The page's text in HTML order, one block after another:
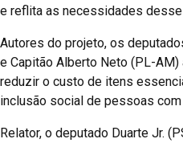
e reflita as necessidades
Autores do projeto, os
e Capitão Alberto Neto (PL-
reduzir o custo de itens
inclusão social de pessoas
Relator, o deputado Duarte Jr.